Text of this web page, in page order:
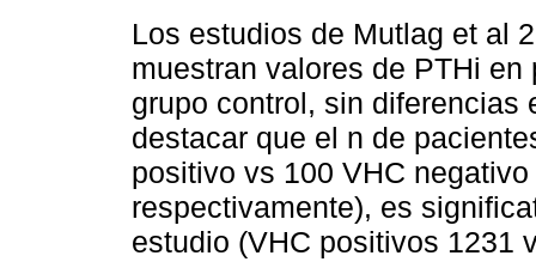
Los estudios de Mutlag et al
muestran valores de PTHi
grupo control, sin
destacar que el n de
positivo vs 100 VHC
respectivamente), es
estudio (VHC positivos 1231